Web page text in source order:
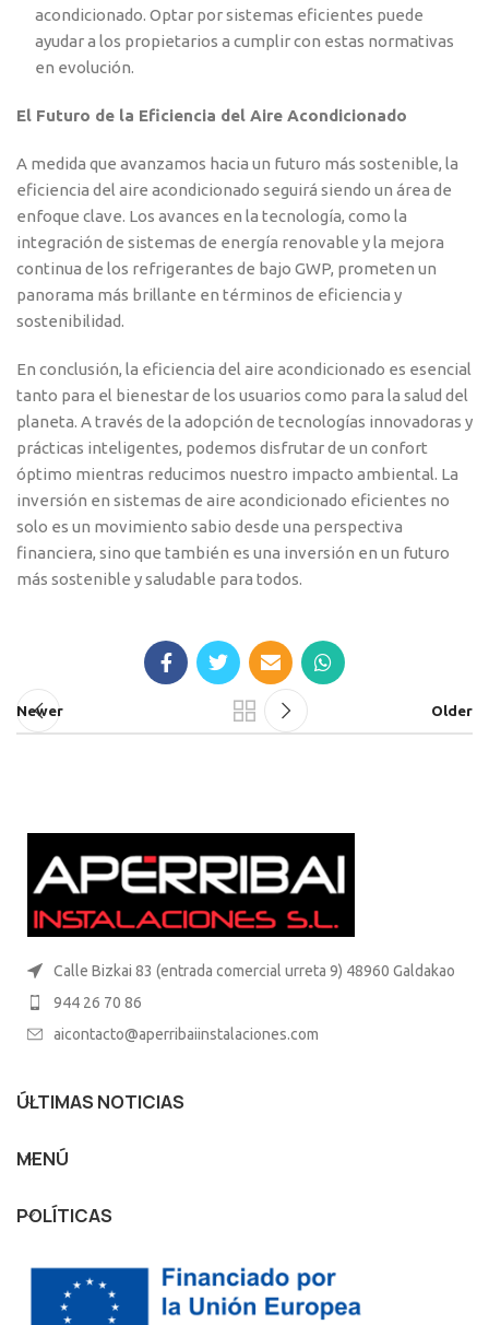
acondicionado. Optar por sistemas eficientes puede
ayudar a los propietarios a cumplir con estas normativas
en evolución.
El Futuro de la Eficiencia del Aire Acondicionado
A medida que avanzamos hacia un futuro más sostenible, la
eficiencia del aire acondicionado seguirá siendo un área de
enfoque clave. Los avances en la tecnología, como la
integración de sistemas de energía renovable y la mejora
continua de los refrigerantes de bajo GWP, prometen un
panorama más brillante en términos de eficiencia y
sostenibilidad.
En conclusión, la eficiencia del aire acondicionado es esencial
tanto para el bienestar de los usuarios como para la salud del
planeta. A través de la adopción de tecnologías innovadoras y
prácticas inteligentes, podemos disfrutar de un confort
óptimo mientras reducimos nuestro impacto ambiental. La
inversión en sistemas de aire acondicionado eficientes no
solo es un movimiento sabio desde una perspectiva
financiera, sino que también es una inversión en un futuro
más sostenible y saludable para todos.
Newer Older
Calle Bizkai 83 (entrada comercial urreta 9) 48960 Galdakao
944 26 70 86
aicontacto@aperribaiinstalaciones.com
ÚLTIMAS NOTICIAS
MENÚ
POLÍTICAS